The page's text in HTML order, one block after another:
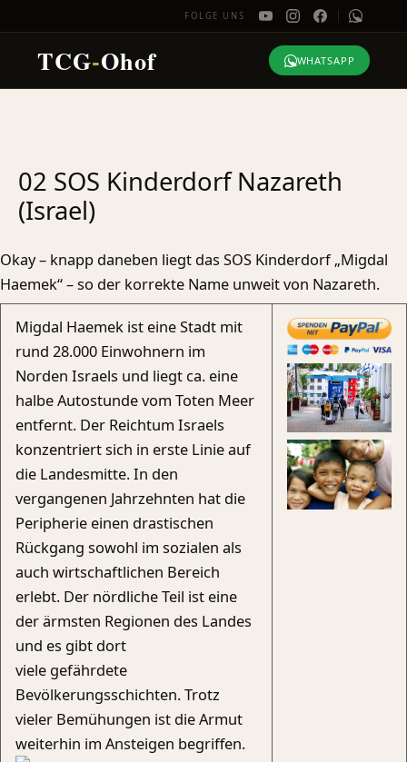
FOLGE UNS
TCG-Ohof WHATSAPP
02 SOS Kinderdorf Nazareth
(Israel)
Okay – knapp daneben liegt das SOS Kinderdorf „Migdal
Haemek“ – so der korrekte Name unweit von Nazareth.
Migdal Haemek ist eine Stadt mit
rund 28.000 Einwohnern im
Norden Israels und liegt ca. eine
halbe Autostunde vom Toten Meer
entfernt. Der Reichtum Israels
konzentriert sich in erste Linie auf
die Landesmitte. In den
vergangenen Jahrzehnten hat die
Peripherie einen drastischen
Rückgang sowohl im sozialen als
auch wirtschaftlichen Bereich
erlebt. Der nördliche Teil ist eine
der ärmsten Regionen des Landes
und es gibt dort
viele gefährdete
Bevölkerungsschichten. Trotz
vieler Bemühungen ist die Armut
weiterhin im Ansteigen begriffen.